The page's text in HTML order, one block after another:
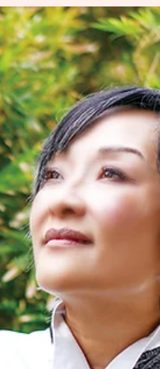
真理指南針杜
箴言》人生